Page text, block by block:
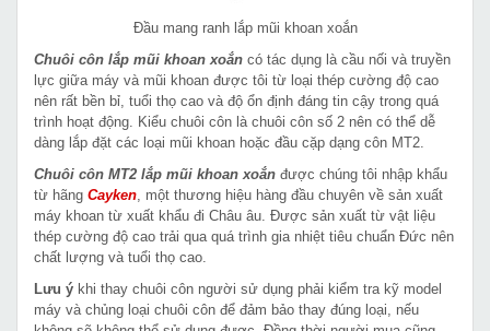
Đầu mang ranh lắp mũi khoan xoắn
Chuôi côn lắp mũi khoan xoắn có tác dụng là cầu nối và truyền
lực giữa máy và mũi khoan được tôi từ loại thép cường độ cao
nên rất bền bỉ, tuổi thọ cao và độ ổn định đáng tin cậy trong quá
trình hoạt động. Kiểu chuôi côn là chuôi côn số 2 nên có thể dễ
dàng lắp đặt các loại mũi khoan hoặc đầu cặp dạng côn MT2.
Chuôi côn MT2 lắp mũi khoan xoắn được chúng tôi nhập khẩu
từ hãng Cayken , một thương hiệu hàng đầu chuyên về sản xuất
máy khoan từ xuất khẩu đi Châu âu. Được sản xuất từ vật liệu
thép cường độ cao trải qua quá trình gia nhiệt tiêu chuẩn Đức nên
chất lượng và tuổi thọ cao.
Lưu ý khi thay chuôi côn người sử dụng phải kiểm tra kỹ model
máy và chủng loại chuôi côn để đảm bảo thay đúng loại, nếu